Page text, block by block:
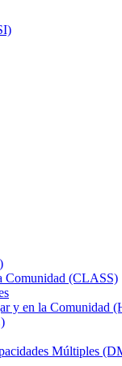
Comunidad (CLASS)
y en la Comunidad
Múltiples